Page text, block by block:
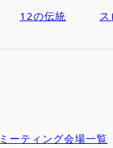
12の伝統 ス
ミーティング会場一覧